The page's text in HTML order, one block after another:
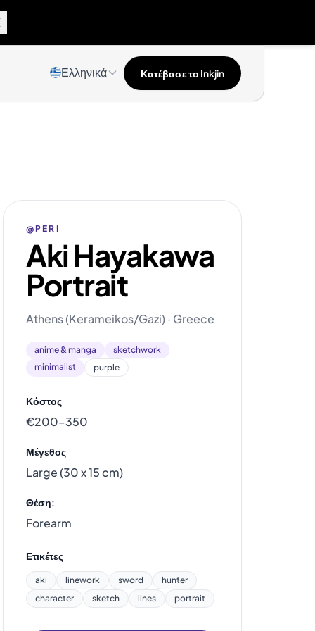
Ελληνικά Κατέβασε το Inkjin
@PERI
Aki Hayakawa
Portrait
Athens (Kerameikos/Gazi) · Greece
anime & manga
sketchwork
minimalist
purple
Κόστος
€200–350
Μέγεθος
Large (30 x 15 cm)
Θέση:
Forearm
Ετικέτες
aki linework sword
hunter
character
sketch lines portrait